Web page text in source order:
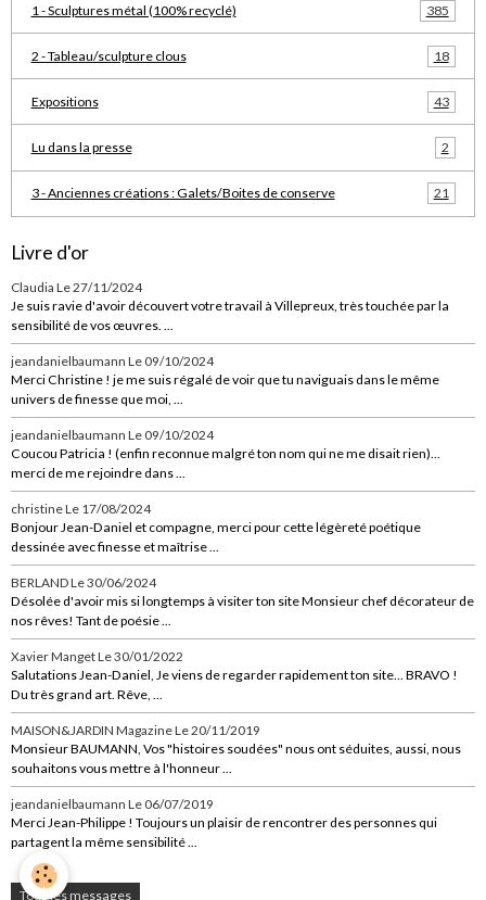
1 - Sculptures métal (100% recyclé) 385
2 - Tableau/sculpture clous 18
Expositions 43
Lu dans la presse 2
3 - Anciennes créations : Galets/Boites de conserve 21
Livre d'or
Claudia Le 27/11/2024
Je suis ravie d'avoir découvert votre travail à Villepreux, très touchée par la
sensibilité de vos œuvres. ...
jeandanielbaumann Le 09/10/2024
Merci Christine ! je me suis régalé de voir que tu naviguais dans le même
univers de finesse que moi, ...
jeandanielbaumann Le 09/10/2024
Coucou Patricia ! (enfin reconnue malgré ton nom qui ne me disait rien)...
merci de me rejoindre dans ...
christineLe 17/08/2024
Bonjour Jean-Daniel et compagne, merci pour cette légèreté poétique
dessinée avec finesse et maîtrise ...
BERLANDLe 30/06/2024
Désolée d'avoir mis si longtemps à visiter ton site Monsieur chef décorateur de
nos rêves! Tant de poésie ...
Xavier MangetLe 30/01/2022
Salutations Jean-Daniel, Je viens de regarder rapidement ton site... BRAVO !
Du très grand art. Rêve, ...
MAISON&JARDIN MagazineLe 20/11/2019
Monsieur BAUMANN, Vos "histoires soudées" nous ont séduites, aussi, nous
souhaitons vous mettre à l'honneur ...
jeandanielbaumann Le 06/07/2019
Merci Jean-Philippe ! Toujours un plaisir de rencontrer des personnes qui
partagent la même sensibilité ...
Tous les messages